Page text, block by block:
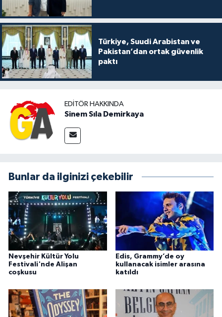
Türkiye, Suudi Arabistan ve
Pakistan’dan ortak güvenlik
paktı
EDITÖR HAKKINDA
Sinem Sıla Demirkaya
Bunlar da ilginizi çekebilir
Nevşehir Kültür Yolu
Festivali'nde Alişan
coşkusu
Edis, Grammy’de oy
kullanacak isimler arasına
katıldı